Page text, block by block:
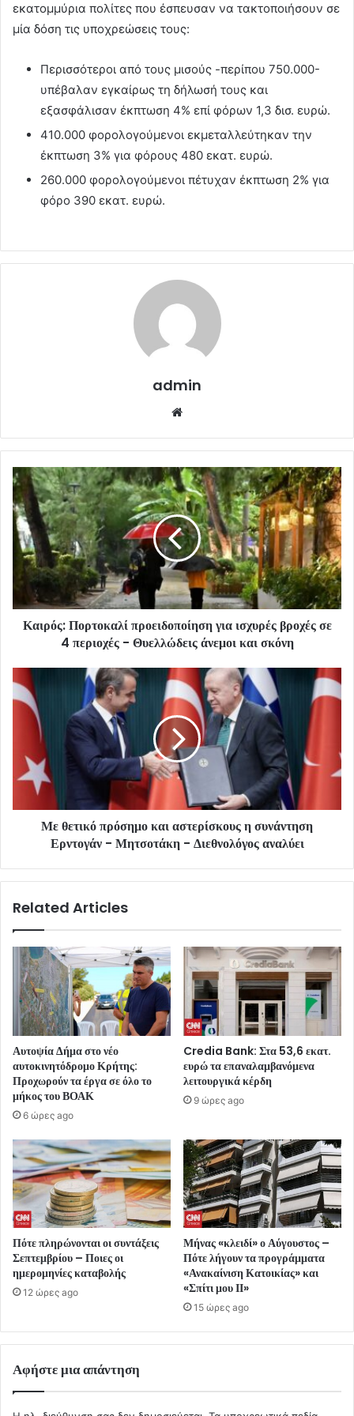
εκατομμύρια πολίτες που έσπευσαν να τακτοποιήσουν σε
μία δόση τις υποχρεώσεις τους:
Περισσότεροι από τους μισούς -περίπου 750.000-
υπέβαλαν εγκαίρως τη δήλωσή τους και
εξασφάλισαν έκπτωση 4% επί φόρων 1,3 δισ. ευρώ.
410.000 φορολογούμενοι εκμεταλλεύτηκαν την
έκπτωση 3% για φόρους 480 εκατ. ευρώ.
260.000 φορολογούμενοι πέτυχαν έκπτωση 2% για
φόρο 390 εκατ. ευρώ.
admin
Καιρός: Πορτοκαλί προειδοποίηση για ισχυρές βροχές σε
4 περιοχές - Θυελλώδεις άνεμοι και σκόνη
Με θετικό πρόσημο και αστερίσκους η συνάντηση
Ερντογάν - Μητσοτάκη - Διεθνολόγος αναλύει
Related Articles
Αυτοψία Δήμα στο νέο
αυτοκινητόδρομο Κρήτης:
Προχωρούν τα έργα σε όλο το
μήκος του ΒΟΑΚ
6 ώρες ago
Credia Bank: Στα 53,6 εκατ.
ευρώ τα επαναλαμβανόμενα
λειτουργικά κέρδη
9 ώρες ago
Πότε πληρώνονται οι συντάξεις
Σεπτεμβρίου – Ποιες οι
ημερομηνίες καταβολής
12 ώρες ago
Μήνας «κλειδί» ο Αύγουστος –
Πότε λήγουν τα προγράμματα
«Ανακαίνιση Κατοικίας» και
«Σπίτι μου ΙΙ»
15 ώρες ago
Αφήστε μια απάντηση